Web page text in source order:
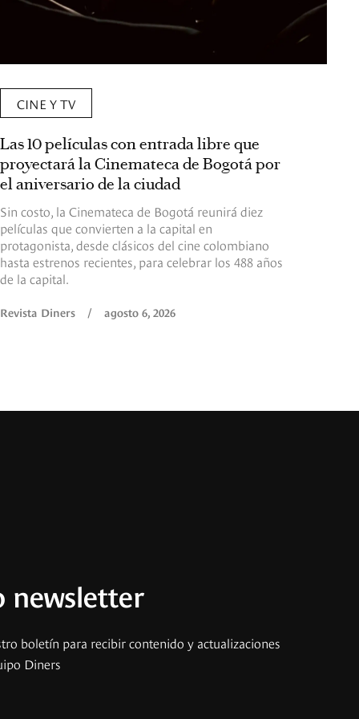
CINE Y TV
Las 10 películas con entrada libre que
proyectará la Cinemateca de Bogotá por
el aniversario de la ciudad
Sin costo, la Cinemateca de Bogotá reunirá diez
películas que convierten a la capital en
protagonista, desde clásicos del cine colombiano
hasta estrenos recientes, para celebrar los 488 años
de la capital.
Revista Diners / agosto 6, 2026
newsletter
boletín para recibir contenido y actualizaciones
Diners